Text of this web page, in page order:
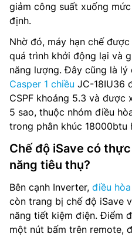
giảm công suất xuống
định.
Nhờ đó, máy hạn chế
quá trình khởi động lại và
năng lượng. Đây cũng là lý
Casper 1 chiều JC-18IU36
CSPF khoảng 5.3 và được
5 sao, thuộc nhóm điều
trong phân khúc 18000btu
Chế độ iSave có
năng tiêu thụ?
Bên cạnh Inverter, điều
còn trang bị chế độ iSave
năng tiết kiệm điện. Điểm
một nút bấm trên remote,